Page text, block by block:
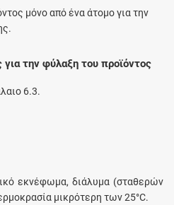
μόνο από ένα άτομο για την
για την φύλαξη του προϊόντος
6.3.
εκνέφωμα, διάλυμα (σταθερών
μικρότερη των 25°C.